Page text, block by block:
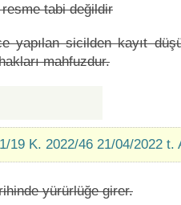
tabi değildir
yapılan sicilden kayıt
mahfuzdur.
19 K. 2022/46 21/04/2022 t.
yürürlüğe girer.